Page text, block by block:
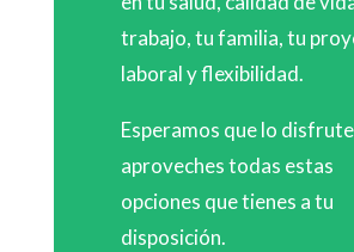
trabajo, tu familia, tu
laboral y flexibilidad.
Esperamos que lo
aproveches todas estas
opciones que tienes a tu
disposición.